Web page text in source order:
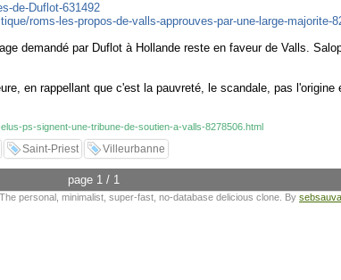
de-Duflot-631492
roms-les-propos-de-valls-approuves-par-une-large-majorite-
demandé par Duflot à Hollande reste en faveur de Valls.
en rappellant que c'est la pauvreté, le scandale, pas l'origine
ps-signent-une-tribune-de-soutien-a-valls-8278506.html
Saint-Priest Villeurbanne
page 1 / 1
personal, minimalist, super-fast, no-database delicious clone. By